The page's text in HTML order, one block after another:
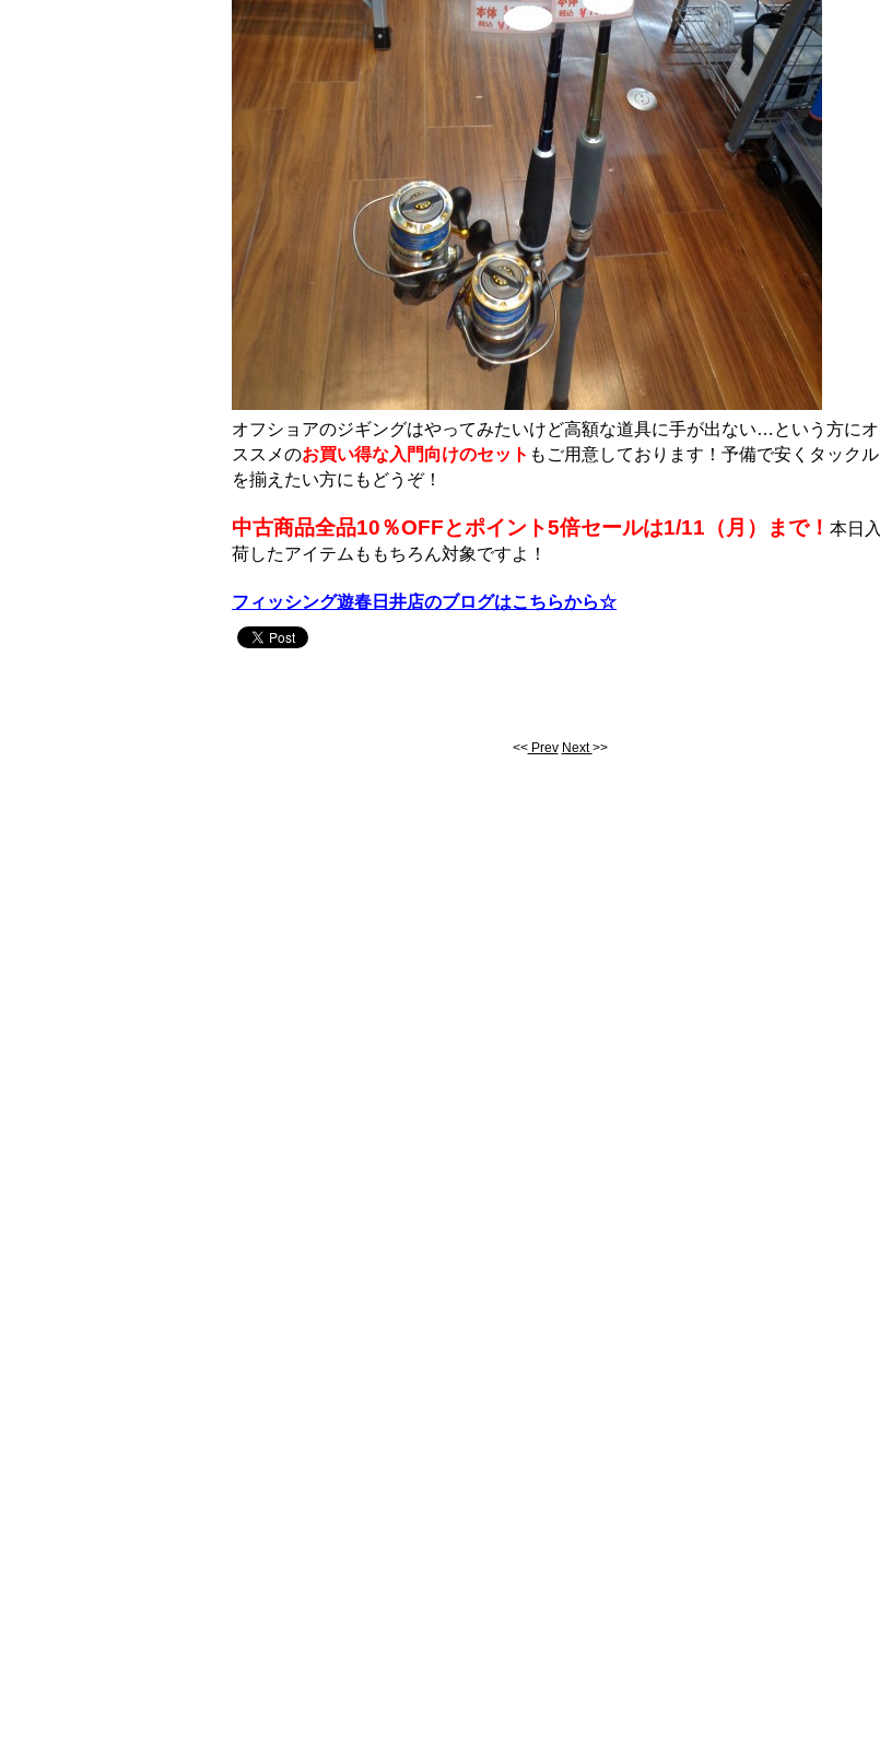
オフショアのジギングはやってみたいけど高額な道具に手が出ない…という方にオ
ススメのお買い得な入門向けのセット もご用意しております！予備で安くタックル
を揃えたい方にもどうぞ！
中古商品全品10％OFFとポイント5倍セールは1/11（月）まで！ 本日入
荷したアイテムももちろん対象ですよ！
フィッシング遊春日井店のブログはこちらから☆
<<Prev Next>>